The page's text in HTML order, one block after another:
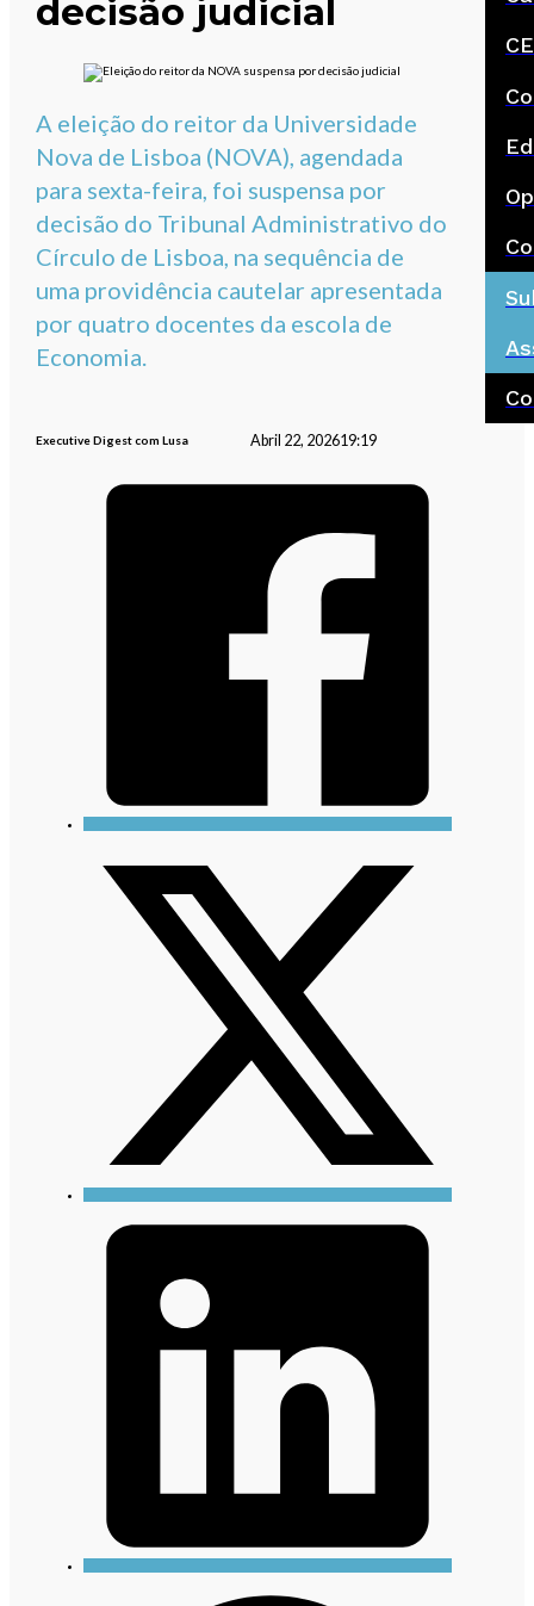
decisão judicial
A eleição do reitor da Universidade
Nova de Lisboa (NOVA), agendada
para sexta-feira, foi suspensa por
decisão do Tribunal Administrativo do
Círculo de Lisboa, na sequência de
uma providência cautelar apresentada
por quatro docentes da escola de
Economia.
Executive Digest com Lusa Abril 22, 202619:19